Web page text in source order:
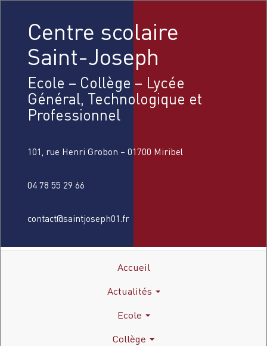
Centre scolaire
Saint-Joseph
Ecole – Collège – Lycée
Général, Technologique et
Professionnel
101, rue Henri Grobon – 01700 Miribel
04 78 55 29 66
contact@saintjoseph01.fr
Accueil
Actualités
Ecole
Collège